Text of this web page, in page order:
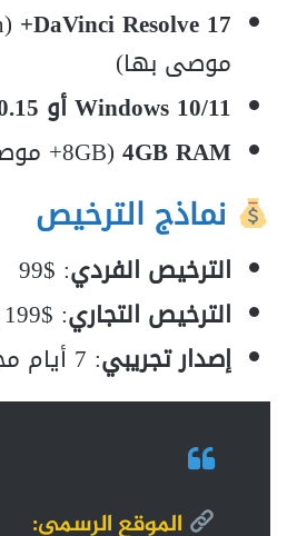
DaVinci Resolve 17+
موصى بها)
Windows 10/11 أو macOS 10.15+
4GB RAM (8GB+ موصى بها)
نماذج الترخيص
الترخيص الفردي: $99
الترخيص التجاري: $199 (للاستوديوهات)
إصدار تجريبي: 7 أيام مجانًا
الموقع الرسمي: